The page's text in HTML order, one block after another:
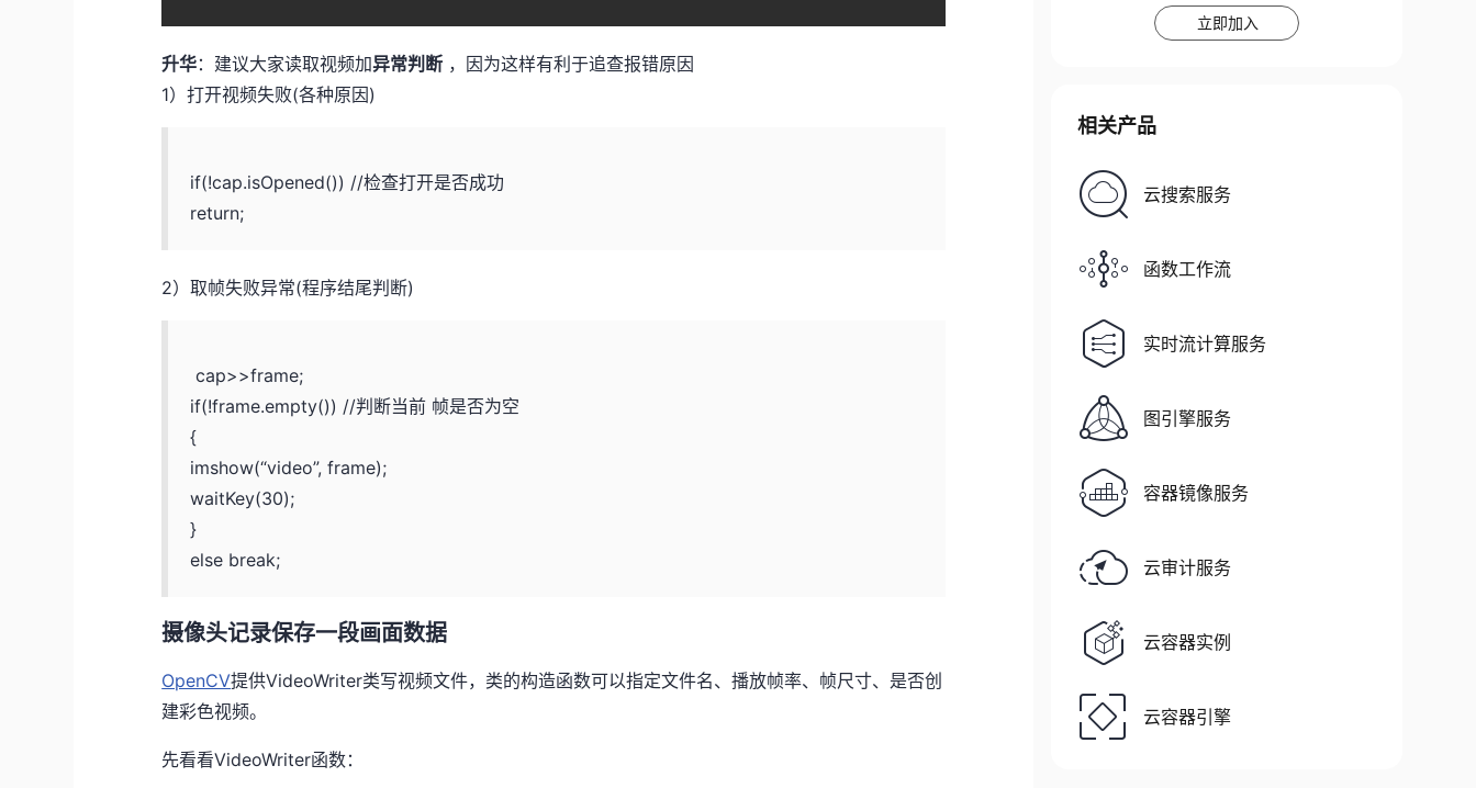
升华：建议大家读取视频加异常判断 ，因为这样有利于追查报错原因
1）打开视频失败(各种原因)
if(!cap.isOpened()) //检查打开是否成功
return;
2）取帧失败异常(程序结尾判断)
cap>>frame;
if(!frame.empty()) //判断当前 帧是否为空
{
imshow(“video”, frame);
waitKey(30);
}
else break;
摄像头记录保存一段画面数据
OpenCV提供VideoWriter类写视频文件，类的构造函数可以指定文件名、播放帧率、帧尺寸、是否创
建彩色视频。
先看看VideoWriter函数：
立即加入
相关产品
云搜索服务
函数工作流
实时流计算服务
图引擎服务
容器镜像服务
云审计服务
云容器实例
云容器引擎